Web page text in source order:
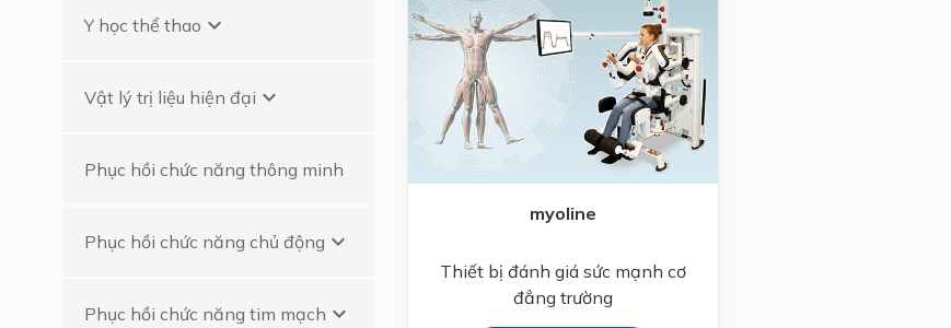
Y học thể thao keyboard_arrow_down
Vật lý trị liệu hiện đại keyboard_arrow_down
Phục hồi chức năng thông minh
Phục hồi chức năng chủ động keyboard_arrow_down
Phục hồi chức năng tim mạch keyboard_arrow_down
myoline
Thiết bị đánh giá sức mạnh cơ
đẳng trường